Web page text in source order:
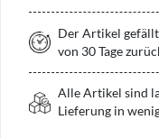
Der Artikel
von 30 Tage
Alle Artikel sind
Lieferung in